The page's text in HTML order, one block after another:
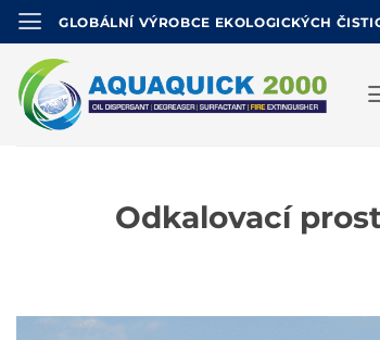
Přeskočit
na
obsah
GLOBÁLNÍ VÝROBCE EKOLOGICKÝCH
Odkalovací